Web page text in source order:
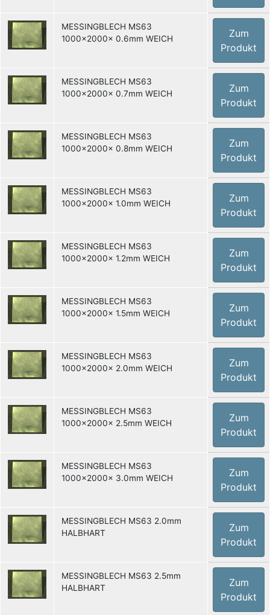
MESSINGBLECH MS63
1000x2000x 0.6mm WEICH
Zum
Produkt
MESSINGBLECH MS63
1000x2000x 0.7mm WEICH
Zum
Produkt
MESSINGBLECH MS63
1000x2000x 0.8mm WEICH
Zum
Produkt
MESSINGBLECH MS63
1000x2000x 1.0mm WEICH
Zum
Produkt
MESSINGBLECH MS63
1000x2000x 1.2mm WEICH
Zum
Produkt
MESSINGBLECH MS63
1000x2000x 1.5mm WEICH
Zum
Produkt
MESSINGBLECH MS63
1000x2000x 2.0mm WEICH
Zum
Produkt
MESSINGBLECH MS63
1000x2000x 2.5mm WEICH
Zum
Produkt
MESSINGBLECH MS63
1000x2000x 3.0mm WEICH
Zum
Produkt
MESSINGBLECH MS63 2.0mm
HALBHART
Zum
Produkt
MESSINGBLECH MS63 2.5mm
HALBHART
Zum
Produkt